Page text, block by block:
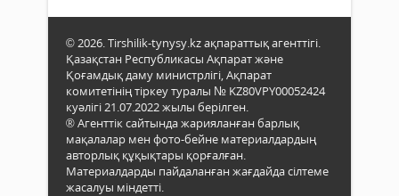
© 2026. Tirshilik-tynysy.kz ақпараттық агенттігі.
Қазақстан Республикасы Ақпарат және
Қоғамдық даму министрлігі, Ақпарат
комитетінің тіркеу туралы № KZ80VPY00052424
куәлігі 21.07.2022 жылы берілген.
® Агенттік сайтында жарияланған барлық
мақалалар мен фото-бейне материалдардың
авторлық құқықтары қорғалған.
Материалдарды пайдаланған жағдайда сілтеме
жасалуы міндетті.